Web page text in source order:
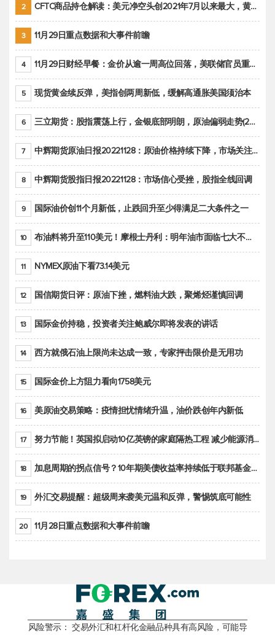
2 CFTC商品持仓解读：美元净空头创2021年7月以来最大，黄金期货投机性净多头头寸减少
3 11月29日重点数据和大事件前瞻
4 11月29日财经早餐：金价从逾一周高位回落，美联储官员重申鹰派立场推动美元回升
5 现货黄金续反弹，美指创两周新低，缓解高通胀美国须治本
6 三立期货：股指震荡上行，金银底部明朗，原油偏弱走势(20221128收评)
7 中辉期货原油日报20221128：原油价格持续下降，市场关注OPEC+新一轮产能政策
8 中辉期货股指日报20221128：市场信心受挫，股指全线回调
9 国际油价创11个月新低，止跌回升至少得满足二大条件之一
10 布油料将升至110美元！摩根士丹利：明年油市面临七大不确定性
11 NYMEX原油下看73.14美元
12 国信期货日评：原油下挫，燃料油大跌，聚烯烃谨慎回调
13 国际金价持稳，投资者关注鲍威尔即将发表的讲话
14 西方就俄石油上限尚未达成一致，专家抨击限价是无用功
15 国际金价上方阻力看向1758美元
16 美原油交易策略：疫情担忧情绪升温，油价跌创年内新低
17 努力节能！英国拟启动10亿英镑的家庭隔热工程 减少能源消耗
18 加息周期的拐点信号？10年期美债收益率持续低于联邦基金利率目标区间
19 外汇交易提醒：超级周来袭美元温和反弹，警惕筑底可能性
20 11月28日重点数据和大事件前瞻
风险警示： 交易外汇和杠杆化金融品种具有高风险，可能导